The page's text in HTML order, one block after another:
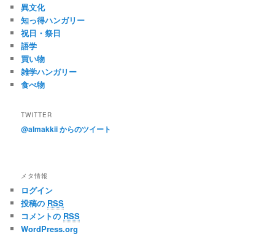
異文化
知っ得ハンガリー
祝日・祭日
語学
買い物
雑学ハンガリー
食べ物
TWITTER
@almakkii からのツイート
メタ情報
ログイン
投稿の RSS
コメントの RSS
WordPress.org